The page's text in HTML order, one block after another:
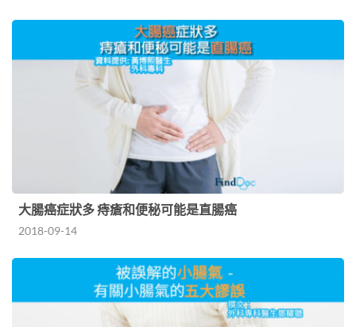
大腸癌症狀多 痔瘡和便秘可能是直腸癌
2018-09-14